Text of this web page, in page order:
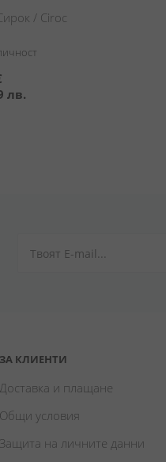
/ Ciroc
лв.
ЗА КЛИЕНТИ
Доставка и плащане
Общи условия
Защита на личните данни